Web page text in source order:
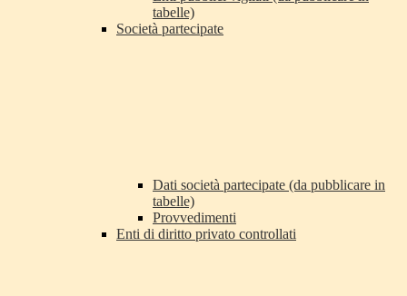
tabelle)
Società partecipate
Dati società partecipate (da pubblicare in
tabelle)
Provvedimenti
Enti di diritto privato controllati